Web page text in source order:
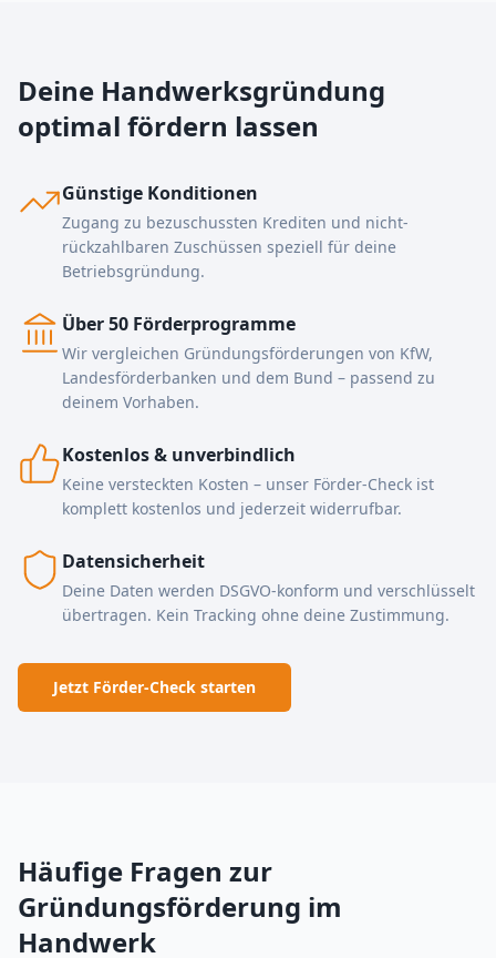
Deine Handwerksgründung
optimal fördern lassen
Günstige Konditionen
Zugang zu bezuschussten Krediten und nicht-
rückzahlbaren Zuschüssen speziell für deine
Betriebsgründung.
Über 50 Förderprogramme
Wir vergleichen Gründungsförderungen von KfW,
Landesförderbanken und dem Bund – passend zu
deinem Vorhaben.
Kostenlos & unverbindlich
Keine versteckten Kosten – unser Förder-Check ist
komplett kostenlos und jederzeit widerrufbar.
Datensicherheit
Deine Daten werden DSGVO-konform und verschlüsselt
übertragen. Kein Tracking ohne deine Zustimmung.
Jetzt Förder-Check starten
Häufige Fragen zur
Gründungsförderung im
Handwerk